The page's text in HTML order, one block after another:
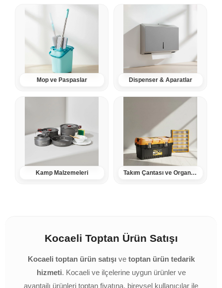
Mop ve Paspaslar Dispenser & Aparatlar
Kamp Malzemeleri Takım Çantası ve Organizerler
Kocaeli Toptan Ürün Satışı
Kocaeli toptan ürün satışı ve toptan ürün tedarik
hizmeti. Kocaeli ve ilçelerine uygun ürünler ve
avantajlı ürünleri toptan fiyatına, bireysel kullanıcılar ile